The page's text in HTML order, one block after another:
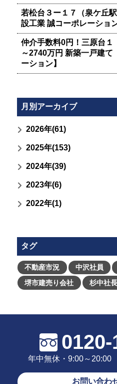
若松台３ー１７（泉ケ丘
設工業 誠コーポレーション
仲介手数料0円！三原台１
～2740万円 新築一戸建て
ーション】
月別アーカイブ
2026年(61)
2025年(153)
2024年(39)
2023年(6)
2022年(1)
タグ
不動産市況 中沢社員
堺市建売り会社
杉中社長
年中無休・9:00～
お問い合わ